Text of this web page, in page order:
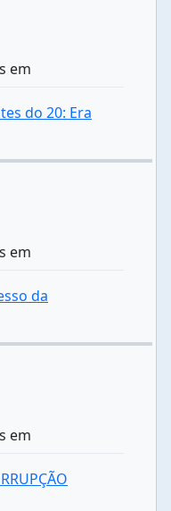
em
do 20: Era
em
da
em